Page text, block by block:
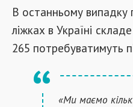
В останньому випадку
ліжках в Україні
265 потребуватимуть
«Ми маємо